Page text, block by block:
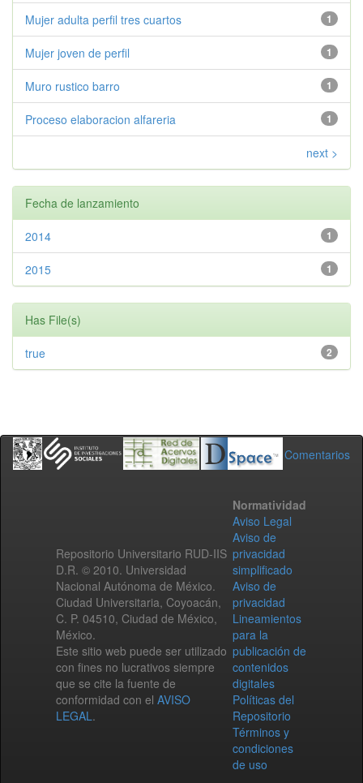
1
Mujer adulta perfil tres cuartos
1
Mujer joven de perfil
1
Muro rustico barro
1
Proceso elaboracion alfareria
next >
Fecha de lanzamiento
1
2014
1
2015
Has File(s)
2
true
Comentarios
Repositorio Universitario RUD-IIS
D.R. © 2010. Universidad
Nacional Autónoma de México.
Ciudad Universitaria, Coyoacán,
C. P. 04510, Ciudad de México,
México.
Este sitio web puede ser utilizado
con fines no lucrativos siempre
que se cite la fuente de
conformidad con el AVISO
LEGAL.
Normatividad
Aviso Legal
Aviso de
privacidad
simplificado
Aviso de
privacidad
Lineamientos
para la
publicación de
contenidos
digitales
Políticas del
Repositorio
Términos y
condiciones
de uso